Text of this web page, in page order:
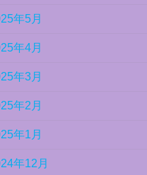
年5月
年4月
年3月
年2月
年1月
年12月